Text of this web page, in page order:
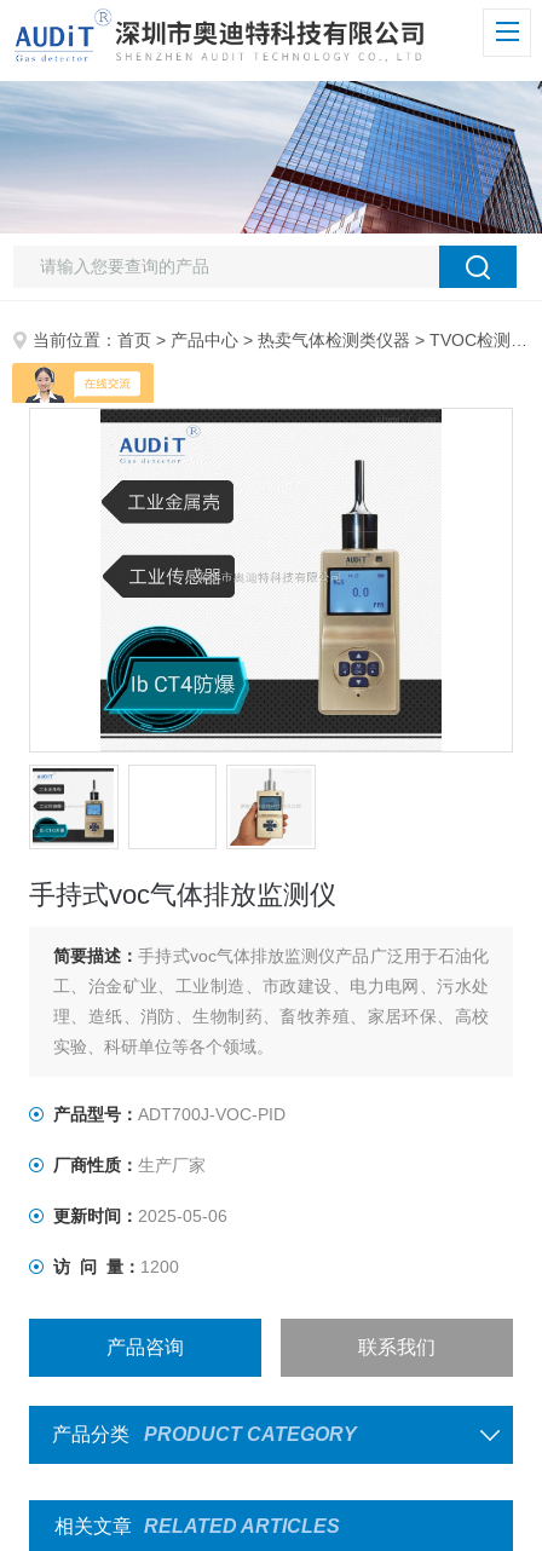
当前位置：首页 > 产品中心 >热卖气体检测类仪器 >TVOC检测仪
手持式voc气体排放监测仪
简要描述：手持式voc气体排放监测仪产品广泛用于石油化
工、治金矿业、工业制造、市政建设、电力电网、污水处
理、造纸、消防、生物制药、畜牧养殖、家居环保、高校
实验、科研单位等各个领域。
产品型号： ADT700J-VOC-PID
厂商性质： 生产厂家
更新时间： 2025-05-06
访 问 量： 1200
产品咨询 联系我们
产品分类 PRODUCT CATEGORY
相关文章 RELATED ARTICLES